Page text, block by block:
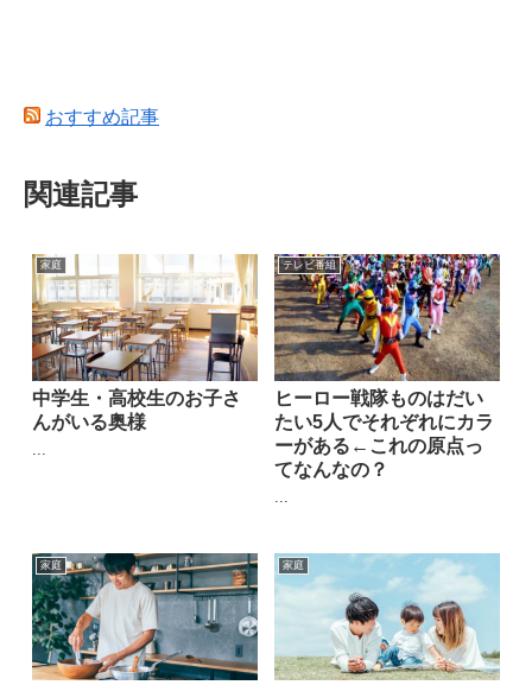
おすすめ記事
関連記事
家庭
中学生・高校生のお子さ
んがいる奥様
テレビ番組
ヒーロー戦隊ものはだい
たい5人でそれぞれにカラ
ーがある←これの原点っ
てなんなの？
家庭 家庭